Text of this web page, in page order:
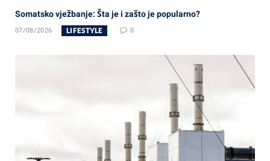
Somatsko vježbanje: Šta je i zašto je popularno?
07/08/2026 LIFESTYLE 0